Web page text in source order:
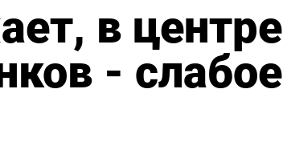
в центре
- слабое